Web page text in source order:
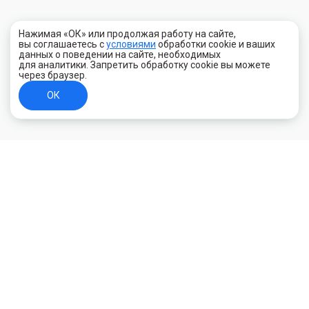
Нажимая «ОК» или продолжая работу на сайте,
вы соглашаетесь сусловиями обработки cookie и ваших
данных о поведении на сайте, необходимых
для аналитики. Запретить обработку cookie вы можете
через браузер.
ОК